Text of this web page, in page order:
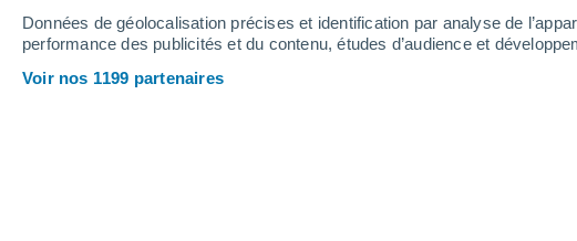
Données de géolocalisation précises et identification par analyse de
performance des publicités et du contenu, études d’audience et
Voir nos 1199 partenaires